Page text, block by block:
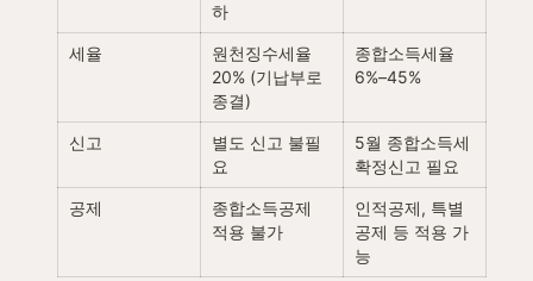
하
세율
원천징수세율
20% (기납부로
종결)
종합소득세율
6%–45%
신고
별도 신고 불필
요
5월 종합소득세
확정신고 필요
공제
종합소득공제
적용 불가
인적공제, 특별
공제 등 적용 가
능